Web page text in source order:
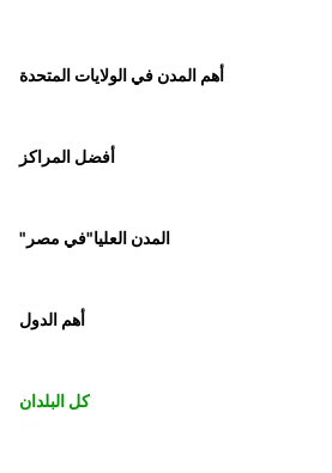
أهم المدن في الولايات المتحدة
أفضل المراكز
"المدن العليا"في مصر
أهم الدول
كل البلدان